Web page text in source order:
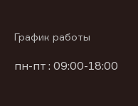
График работы
пн-пт : 09:00-18:00